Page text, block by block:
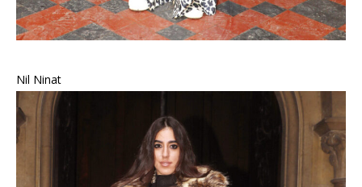
Nil Ninat